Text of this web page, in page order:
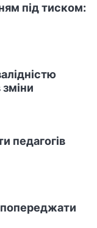
під тиском:
педагогів
попереджати